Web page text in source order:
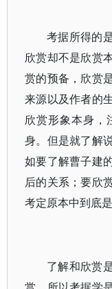
考据所得的
欣赏却不是欣赏
赏的预备，欣赏
来源以及作者的
欣赏形象本身，
身。但是就了解
如要了解曹子建
后的关系；要欣
考定原本中到底是
了解和欣赏